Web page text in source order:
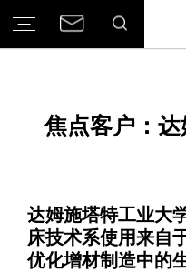
焦点客户：
达姆施塔特工业大
床技术系使用来自
优化增材制造中的